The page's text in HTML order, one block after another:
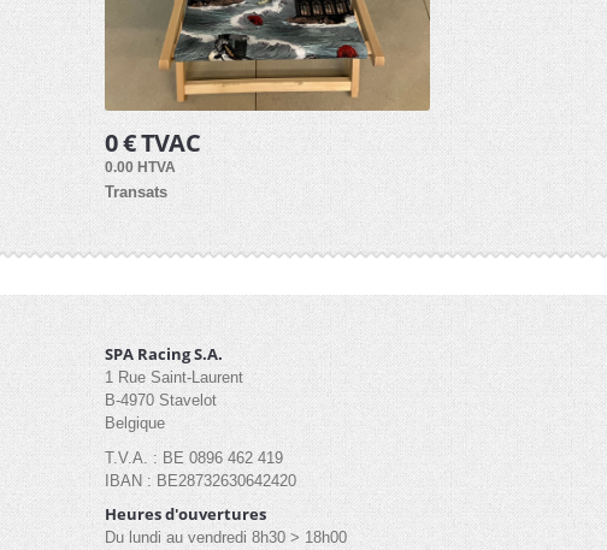
0 € TVAC
0.00 HTVA
Transats
SPA Racing S.A.
1 Rue Saint-Laurent
B-4970 Stavelot
Belgique
T.V.A. : BE 0896 462 419
IBAN : BE28732630642420
Heures d'ouvertures
Du lundi au vendredi 8h30 > 18h00